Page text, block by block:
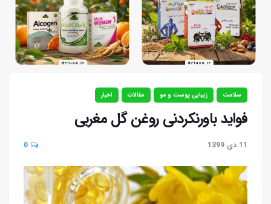
سلامت زیبایی پوست و مو مقالات اخبار
فواید باورنکردنی روغن گل مغربی
11 دی 1399 0